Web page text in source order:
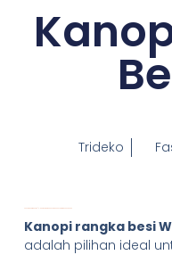
Trideko
Kanopi rangka besi
adalah pilihan ideal